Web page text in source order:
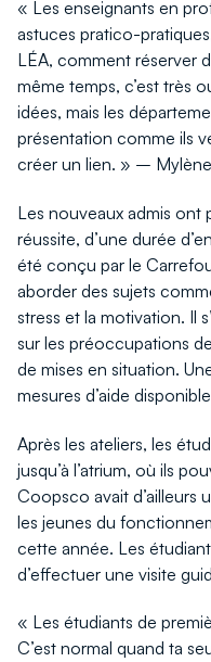
« Les enseignants en
astuces pratico-
LÉA, comment réserver
même temps, c’est très
idées, mais les
présentation comme ils
créer un lien. » –
Les nouveaux admis ont
réussite, d’une durée
été conçu par le
aborder des sujets
stress et la motivation. Il
sur les préoccupations
de mises en situation.
mesures d’aide
Après les ateliers, les
jusqu’à l’atrium, où ils
Coopsco avait d’ailleurs
les jeunes du
cette année. Les
d’effectuer une visite
« Les étudiants de
C’est normal quand ta